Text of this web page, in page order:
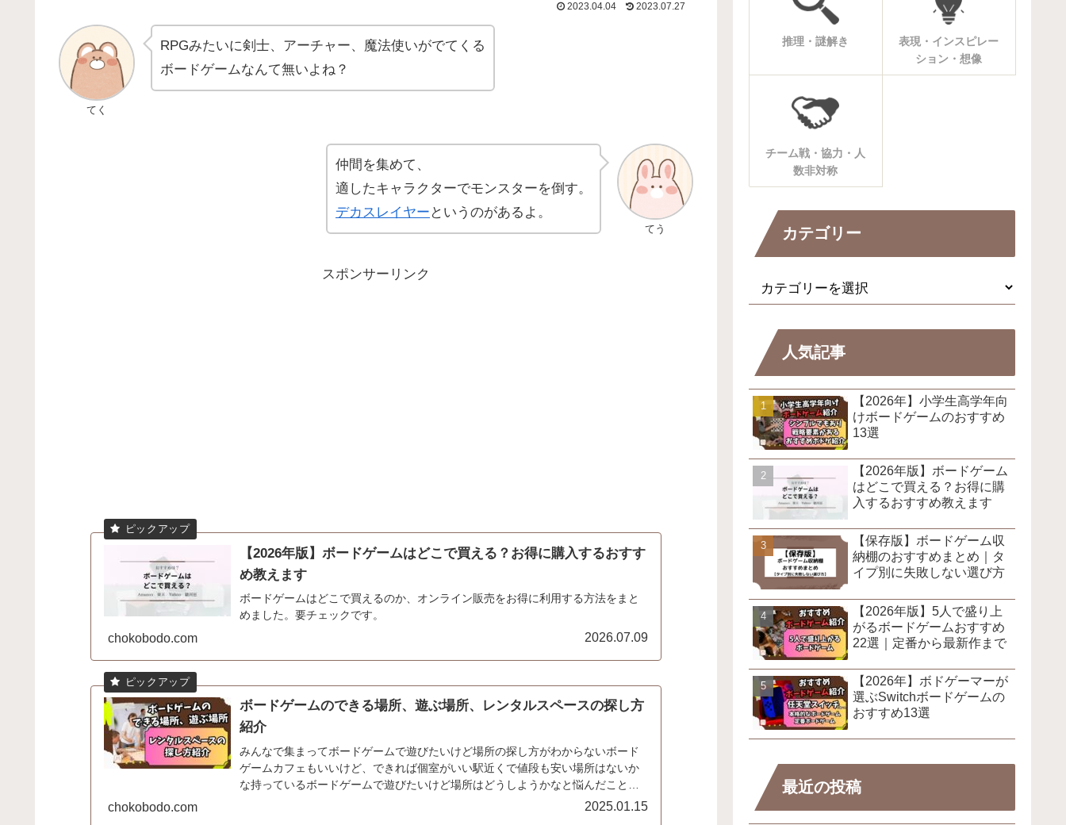
2023.04.04 2023.07.27
てく
RPGみたいに剣士、アーチャー、魔法使いがでてくる
ボードゲームなんて無いよね？
てう
仲間を集めて、
適したキャラクターでモンスターを倒す。
デカスレイヤー というのがあるよ。
スポンサーリンク
【2026年版】ボードゲームはどこで買える？お得に購入するおすす
め教えます
ボードゲームはどこで買えるのか、オンライン販売をお得に利用する方法をまと
めました。要チェックです。
chokobodo.com 2026.07.09
ボードゲームのできる場所、遊ぶ場所、レンタルスペースの探し方
紹介
みんなで集まってボードゲームで遊びたいけど場所の探し方がわからないボード
ゲームカフェもいいけど、できれば個室がいい駅近くで値段も安い場所はないか
な持っているボードゲームで遊びたいけど場所はどうしようかなと悩んだことは
chokobodo.com 2025.01.15
推理・謎解き
表現・インスピレー
ション・想像
チーム戦・協力・人
数非対称
カテゴリー
人気記事
【2026年】小学生高学年向
けボードゲームのおすすめ
13選
【2026年版】ボードゲーム
はどこで買える？お得に購
入するおすすめ教えます
【保存版】ボードゲーム収
納棚のおすすめまとめ｜タ
イプ別に失敗しない選び方
【2026年版】5人で盛り上
がるボードゲームおすすめ
22選｜定番から最新作まで
【2026年】ボドゲーマーが
選ぶSwitchボードゲームの
おすすめ13選
最近の投稿